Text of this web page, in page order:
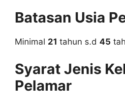
Batasan Usia
Minimal 21 tahun s.d 45
Syarat Jenis
Pelamar